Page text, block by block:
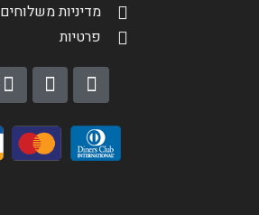
מדיניות משלוחים
פרטיות